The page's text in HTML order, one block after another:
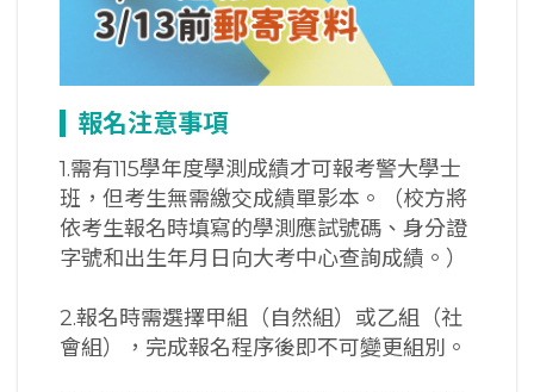
報名注意事項
1.需有115學年度學測成績才可報考警大學士
班，但考生無需繳交成績單影本。（校方將
依考生報名時填寫的學測應試號碼、身分證
字號和出生年月日向大考中心查詢成績。）
2.報名時需選擇甲組（自然組）或乙組（社
會組），完成報名程序後即不可變更組別。